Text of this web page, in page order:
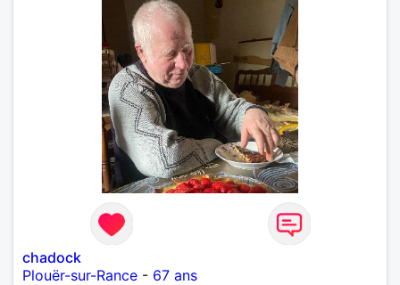
autant être trop locace. Je suis bourré de qualités
avec très peu de défauts. Je suis altruiste,
bienveillant, empathique, attentionné, honnête,
respectueux, doux de caractère et compréhensif : je
laisse « glisser » beaucoup de choses. Mais ne vous
m’éprenez pas Mesdames, si une personne que
j’aime me trahit une fois, il n’y aura pas de seconde
chance et je l’effacerai à « vitam eternam ».
Néanmoins, je suis un tout petit peu maniaque ainsi
qu’impatient. J’essaye de faire des efforts. Rien de
bien dramatique ! Du moins je le pense……Je suis un
homme facile à vivre. À vous si vous le souhaitez,
d’apprendre à me connaître davantage. J’en serai
ravi….A très bientôt je l’espère.
chadock
Plouër-sur-Rance - 67 ans